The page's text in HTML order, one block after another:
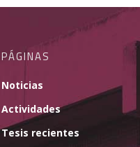
PÁGINAS
Noticias
Actividades
Tesis recientes